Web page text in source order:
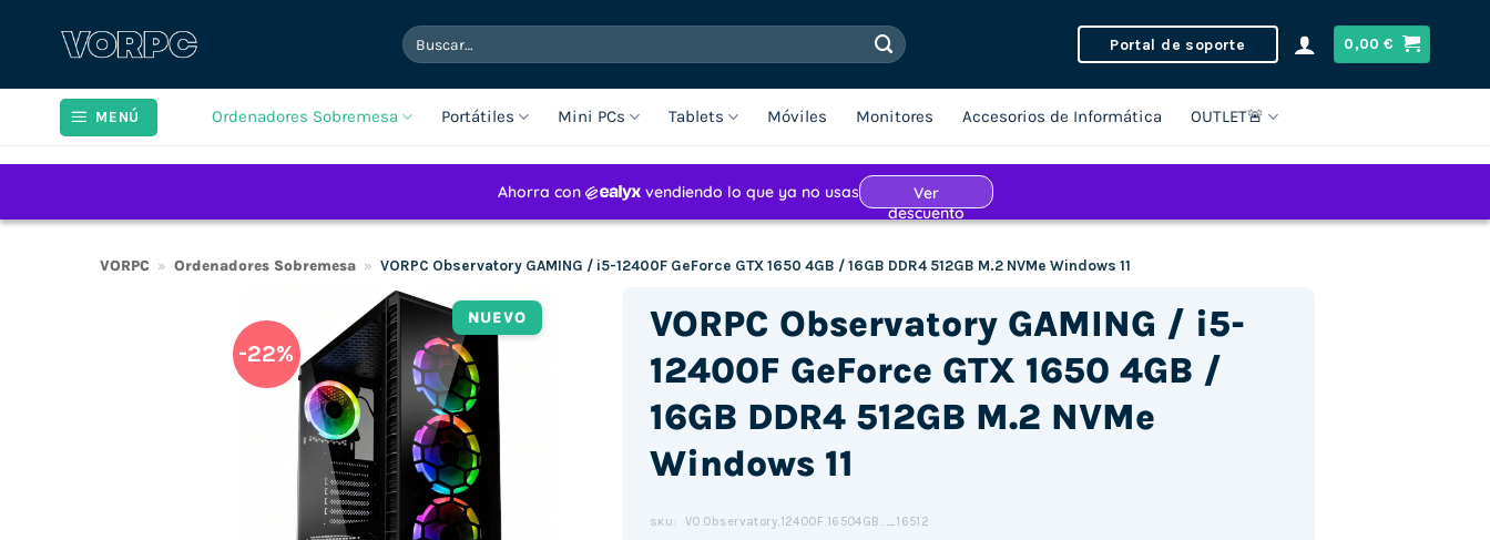
Buscar
por:
Portal de soporte 0,00€
MENÚ Ordenadores Sobremesa Portátiles Mini PCs Tablets Móviles Monitores Accesorios de Informática OUTLET🚨
VORPC » Ordenadores Sobremesa » VORPC Observatory GAMING / i5-12400F GeForce GTX 1650 4GB / 16GB DDR4 512GB M.2 NVMe Windows 11
NUEVO
-22%
VORPC Observatory GAMING / i5-
12400F GeForce GTX 1650 4GB /
16GB DDR4 512GB M.2 NVMe
Windows 11
SKU: VO.Observatory.12400F.16504GB.._16512